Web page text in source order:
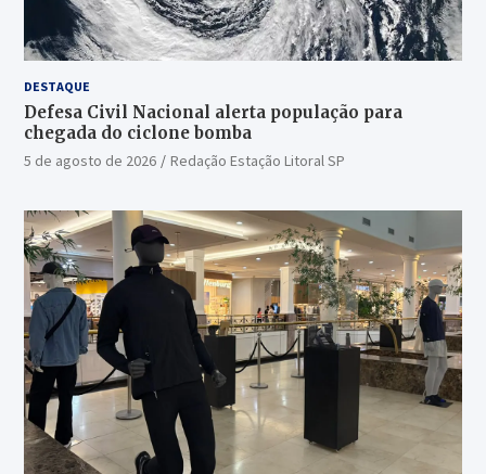
DESTAQUE
Defesa Civil Nacional alerta população para
chegada do ciclone bomba
5 de agosto de 2026 Redação Estação Litoral SP